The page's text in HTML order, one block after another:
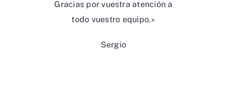
Gracias por vuestra atención a
todo vuestro equipo.»
Sergio